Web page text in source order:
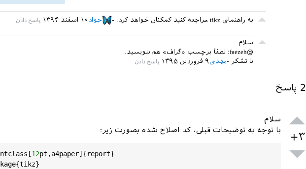
به راهنمای tikz مراجعه کنید کمکتان خواهد کرد. ۱۰ اسفند ۱۳۹۴ جواد
سلام
@faezeh: لطفاً برچسب «گراف» هم بنویسید.
با تشکر
۹ فروردین ۱۳۹۵مهدی
2 پاسخ
+۳
سلام
با توجه به توضیحات قبلی، کد اصلاح شده بصورت زیر:
[12pt ,a4paper]{report}
{tikz}